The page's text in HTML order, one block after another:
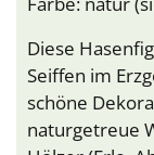
Diese
Seiffen im
schöne
naturgetreue